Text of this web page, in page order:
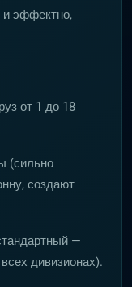
и эффектно,
от 1 до 18
(сильно
создают
—
дивизионах).